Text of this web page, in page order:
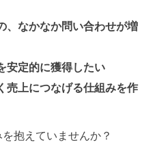
、なかなか問い合わせが増
安定的に獲得したい
売上につなげる仕組みを作
抱えていませんか？